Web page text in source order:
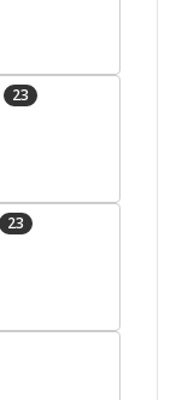
23
23